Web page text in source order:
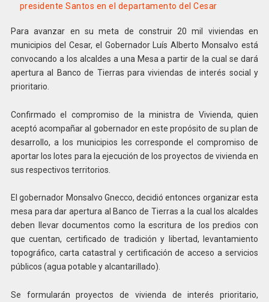
presidente Santos en el departamento del Cesar
Para avanzar en su meta de construir 20 mil viviendas en
municipios del Cesar, el Gobernador Luís Alberto Monsalvo está
convocando a los alcaldes a una Mesa a partir de la cual se dará
apertura al Banco de Tierras para viviendas de interés social y
prioritario.
Confirmado el compromiso de la ministra de Vivienda, quien
aceptó acompañar al gobernador en este propósito de su plan de
desarrollo, a los municipios les corresponde el compromiso de
aportar los lotes para la ejecución de los proyectos de vivienda en
sus respectivos territorios.
El gobernador Monsalvo Gnecco, decidió entonces organizar esta
mesa para dar apertura al Banco de Tierras a la cual los alcaldes
deben llevar documentos como la escritura de los predios con
que cuentan, certificado de tradición y libertad, levantamiento
topográfico, carta catastral y certificación de acceso a servicios
públicos (agua potable y alcantarillado).
Se formularán proyectos de vivienda de interés prioritario,